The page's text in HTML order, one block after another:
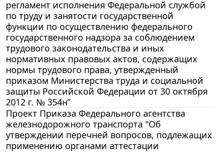
регламент исполнения Федеральной службой
по труду и занятости государственной
функции по осуществлению федерального
государственного надзора за соблюдением
трудового законодательства и иных
нормативных правовых актов, содержащих
нормы трудового права, утвержденный
приказом Министерства труда и социальной
защиты Российской Федерации от 30 октября
2012 г. № 354н”
Проект Приказа Федерального агентства
железнодорожного транспорта "Об
утверждении перечней вопросов, подлежащих
применению органами аттестации